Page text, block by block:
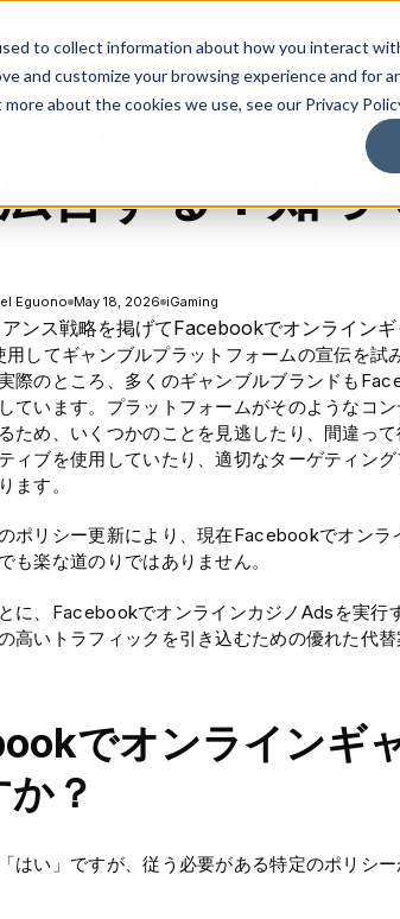
to collect information about how you interact
and customize your browsing experience and for
about the cookies we use, see our Privacy
솔루션 플랫폼 리소스
でオンラ
告する：知っ
Eguono May 18, 2026 iGaming
してギャンブルプラットフォームの宣伝を試
際のところ、多くのギャンブルブランドも
ています。プラットフォームがそのようなコ
ため、いくつかのことを見逃したり、間違っ
ィブを使用していたり、適切なターゲティン
ます。
ポリシー更新により、現在Facebookでオンラ
も楽な道のりではありません。
に、FacebookでオンラインカジノAdsを実行
高いトラフィックを引き込むための優れた代替
でオンラインギ
？
はい」ですが、従う必要がある特定のポリシ